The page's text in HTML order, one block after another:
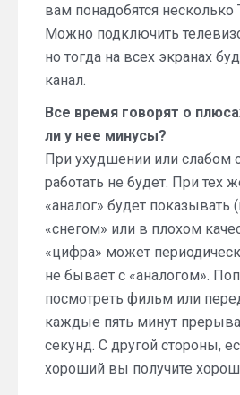
вам понадобятся несколько
Можно подключить
но тогда на всех экранах
канал.
Все время говорят о
ли у нее минусы?
При ухудшении или слабом
работать не будет. При тех
«аналог» будет показывать
«снегом» или в плохом
«цифра» может
не бывает с «аналогом».
посмотреть фильм или
каждые пять минут
секунд. С другой стороны,
хороший вы получите